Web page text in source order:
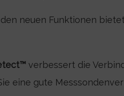
neuen Funktionen
verbessert die
eine gute